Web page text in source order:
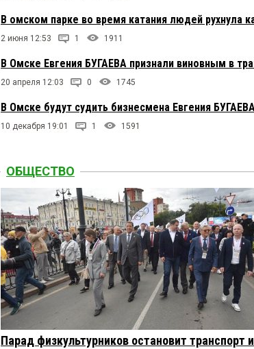
В омском парке во время катания людей рухнула
2 июня 12:53 1 1911
В Омске Евгения БУГАЕВА признали виновным в
20 апреля 12:03 0 1745
В Омске будут судить бизнесмена Евгения
10 декабря 19:01 1 1591
ОБЩЕСТВО
Парад физкультурников остановит транспорт и